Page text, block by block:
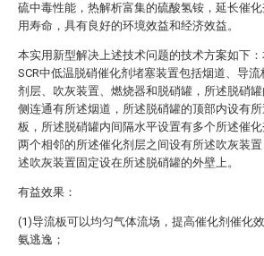
硫中毒性能，热解析富集的硫酸氢铵，延长催
用寿命，具有良好的环境效益和经济效益。
本实用新型解决上述技术问题的技术方案如下
SCR中低温脱硝催化剂堵塞装置包括烟道、导流
剂层、吹灰装置、燃烧器和脱硝罐，所述脱硝
侧连通有所述烟道，所述脱硝罐的顶部内设有
板，所述脱硝罐内间隔水平设置有多个所述催
两个相邻的所述催化剂层之间设有所述吹灰装
述吹灰装置固定设在所述脱硝罐的外壁上。
有益效果：
(1)导流板可以均匀气体流场，提高催化剂催化
氨逃逸；